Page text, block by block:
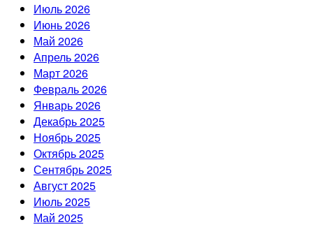
Июль 2026
Июнь 2026
Май 2026
Апрель 2026
Март 2026
Февраль 2026
Январь 2026
Декабрь 2025
Ноябрь 2025
Октябрь 2025
Сентябрь 2025
Август 2025
Июль 2025
Май 2025